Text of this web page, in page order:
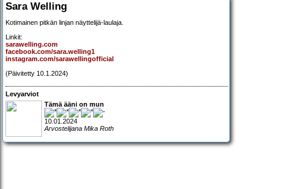
Sara Welling
Kotimainen pitkän linjan näyttelijä-laulaja.
Linkit:
sarawelling.com
facebook.com/sara.welling1
instagram.com/sarawellingofficial
(Päivitetty 10.1.2024)
Levyarviot
Tämä ääni on mun
10.01.2024
Arvostelijana Mika Roth